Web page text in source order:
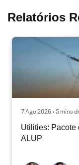
Relatórios
7 Ago 2026 • 5 mins
Utilities: Pacote
ALUP